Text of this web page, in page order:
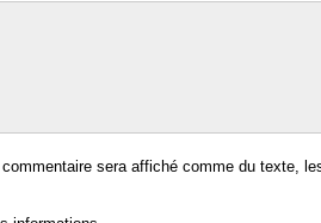
sera affiché comme du texte,